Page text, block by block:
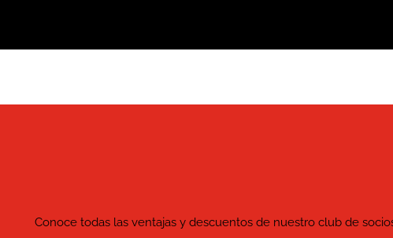
Conoce todas las ventajas y descuentos de nuestro club de